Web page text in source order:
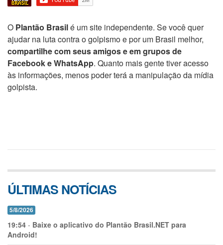
O Plantão Brasilé um site independente. Se você quer
ajudar na luta contra o golpismo e por um Brasil melhor,
compartilhe com seus amigos e em grupos de
Facebook e WhatsApp. Quanto mais gente tiver acesso
às informações, menos poder terá a manipulação da mídia
golpista.
ÚLTIMAS NOTÍCIAS
5/8/2026
19:54 - Baixe o aplicativo do Plantão Brasil.NET para
Android!